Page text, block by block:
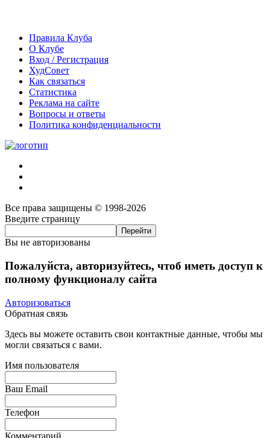
Правила Клуба
О Клубе
Вход / Регистрация
ХудСовет
Как связаться
Статистика
Реклама на сайте
Вопросы и ответы
Политика конфиденциальности
Все права защищены © 1998-2026
Введите страницу
Вы не авторизованы
Пожалуйста, авторизуйтесь, чтоб иметь доступ к
полному функционалу сайта
Авторизоваться
Обратная связь
Здесь вы можете оставить свои контактные данные, чтобы мы
могли связаться с вами.
Имя пользователя
Ваш Email
Телефон
Комментарий